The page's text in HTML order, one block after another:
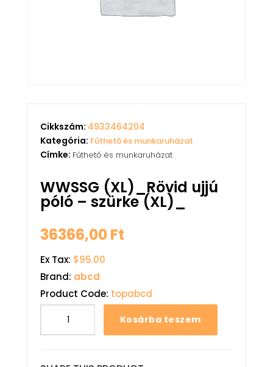
Cikkszám: 4933464204
Kategória: Fűthető és munkaruházat
Címke: Fűthető és munkaruházat
WWSSG (XL)_Rövid ujjú
póló – szürke (XL)_
36366,00Ft
Ex Tax: $95.00
Brand: abcd
Product Code: topabcd
Kosárba teszem